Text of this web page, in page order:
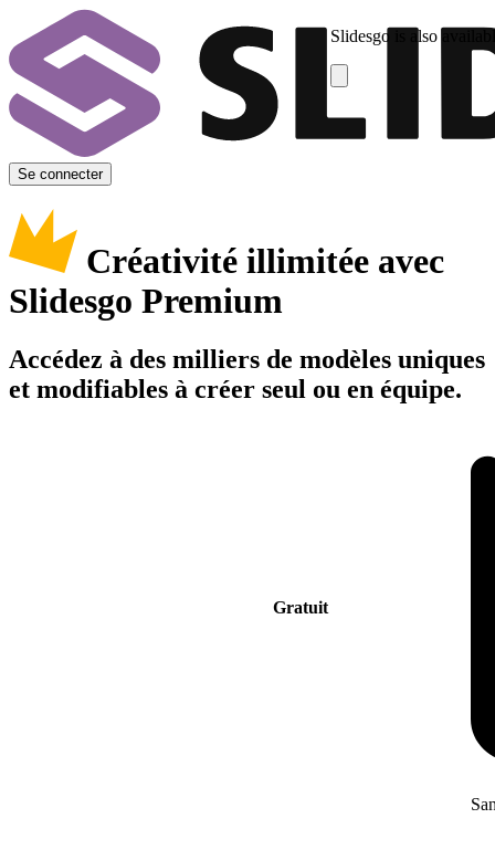
Slidesgo is also
Se connecter
Créativité illimitée avec
Slidesgo Premium
Accédez à des milliers de modèles uniques
et modifiables à créer seul ou en équipe.
Gratuit